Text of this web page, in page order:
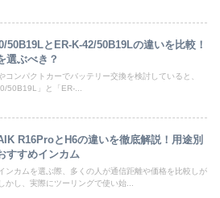
50B19LとER-K-42/50B19Lの違いを比較！
選ぶべき？
コンパクトカーでバッテリー交換を検討していると、
50B19L」と「ER-...
R16ProとH6の違いを徹底解説！用途別
すすめインカム
ンカムを選ぶ際、多くの人が通信距離や価格を比較しが
かし、実際にツーリングで使い始...